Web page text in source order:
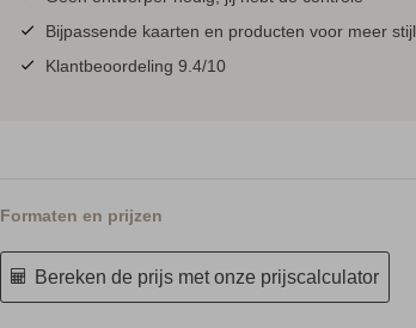
Bijpassende kaarten en producten voor meer stijl
Klantbeoordeling 9.4/10
Formaten en prijzen
Bereken de prijs met onze prijscalculator